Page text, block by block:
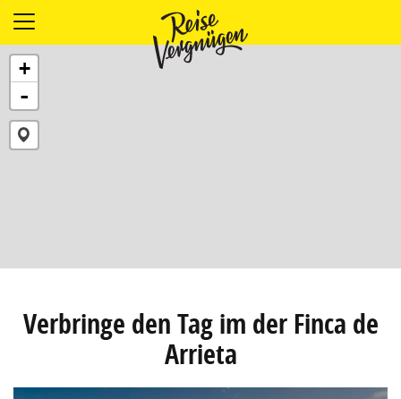
LÄNDER
FOOD
PLANUNG
OUTDOOR
+
-
Verbringe den Tag im der Finca de
Arrieta